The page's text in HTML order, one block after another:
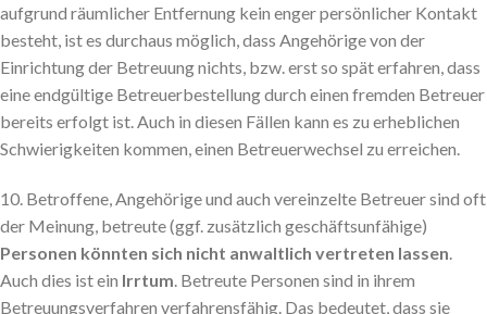
aufgrund räumlicher Entfernung kein enger persönlicher Kontakt
besteht, ist es durchaus möglich, dass Angehörige von der
Einrichtung der Betreuung nichts, bzw. erst so spät erfahren, dass
eine endgültige Betreuerbestellung durch einen fremden Betreuer
bereits erfolgt ist. Auch in diesen Fällen kann es zu erheblichen
Schwierigkeiten kommen, einen Betreuerwechsel zu erreichen.
10. Betroffene, Angehörige und auch vereinzelte Betreuer sind oft
der Meinung, betreute (ggf. zusätzlich geschäftsunfähige)
Personen könnten sich nicht anwaltlich vertreten lassen
Auch dies ist ein Irrtum . Betreute Personen sind in ihrem
Betreuungsverfahren verfahrensfähig. Das bedeutet, dass sie